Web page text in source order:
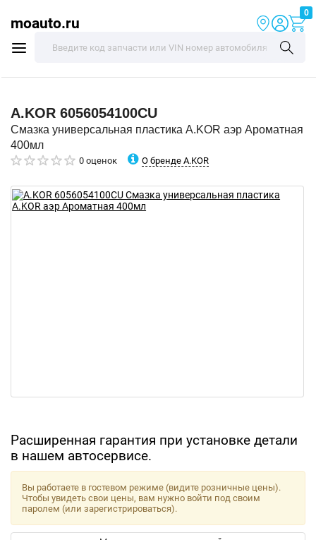
moauto.ru
0
A.KOR 6056054100CU
Смазка универсальная пластика A.KOR аэр Ароматная
400мл
0 оценок О бренде A.KOR
Расширенная гарантия при установке детали
в нашем автосервисе.
Вы работаете в гостевом режиме (видите розничные цены).
Чтобы увидеть свои цены, вам нужно войти под своим
паролем (или зарегистрироваться).